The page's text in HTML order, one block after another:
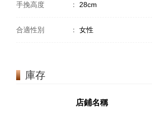
手挽高度 ： 28cm
合適性別 ： 女性
庫存
店鋪名稱